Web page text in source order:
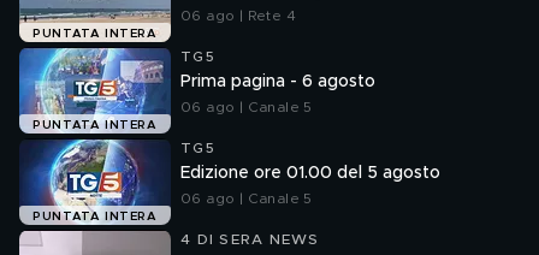
PUNTATA INTERA
06 ago | Rete 4
PUNTATA INTERA
TG5
Prima pagina - 6 agosto
06 ago | Canale 5
PUNTATA INTERA
TG5
Edizione ore 01.00 del 5 agosto
06 ago | Canale 5
4 DI SERA NEWS